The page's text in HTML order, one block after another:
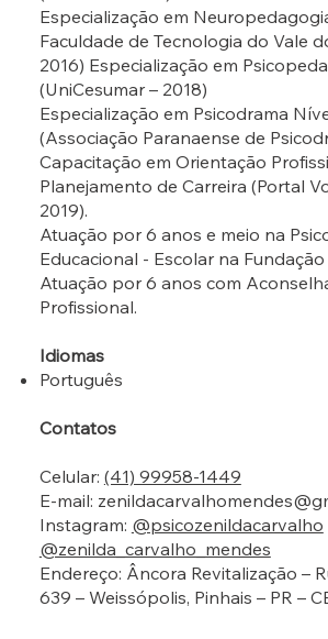
Especialização em
Faculdade de Tecnologia do Vale
2016) Especialização em
(UniCesumar – 2018)
Especialização em Psicodrama
(Associação Paranaense de
Capacitação em Orientação
Planejamento de Carreira (Portal
2019).
Atuação por 6 anos e meio na
Educacional - Escolar na Fundação
Atuação por 6 anos com
Profissional.
Idiomas
Português
Contatos
Celular: (41) 99958-1449
E-mail:
Instagram: @psicozenildacarvalho
@zenilda_carvalho_mendes
Endereço: Âncora Revitalização –
639 – Weissópolis, Pinhais – PR –